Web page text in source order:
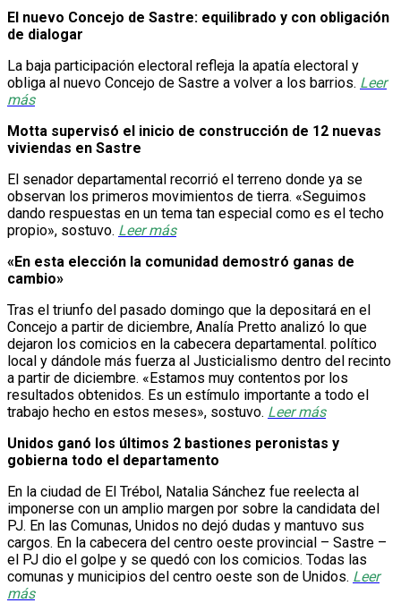
El nuevo Concejo de Sastre: equilibrado y con obligación
de dialogar
La baja participación electoral refleja la apatía electoral y
obliga al nuevo Concejo de Sastre a volver a los barrios. Leer
más
Motta supervisó el inicio de construcción de 12 nuevas
viviendas en Sastre
El senador departamental recorrió el terreno donde ya se
observan los primeros movimientos de tierra. «Seguimos
dando respuestas en un tema tan especial como es el techo
propio», sostuvo. Leer más
«En esta elección la comunidad demostró ganas de
cambio»
Tras el triunfo del pasado domingo que la depositará en el
Concejo a partir de diciembre, Analía Pretto analizó lo que
dejaron los comicios en la cabecera departamental. político
local y dándole más fuerza al Justicialismo dentro del recinto
a partir de diciembre. «Estamos muy contentos por los
resultados obtenidos. Es un estímulo importante a todo el
trabajo hecho en estos meses», sostuvo. Leer más
Unidos ganó los últimos 2 bastiones peronistas y
gobierna todo el departamento
En la ciudad de El Trébol, Natalia Sánchez fue reelecta al
imponerse con un amplio margen por sobre la candidata del
PJ. En las Comunas, Unidos no dejó dudas y mantuvo sus
cargos. En la cabecera del centro oeste provincial – Sastre –
el PJ dio el golpe y se quedó con los comicios. Todas las
comunas y municipios del centro oeste son de Unidos. Leer
más